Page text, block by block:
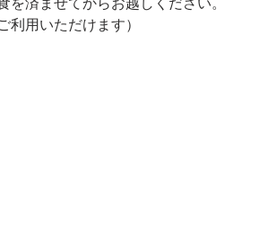
済ませてからお越しください。
用いただけます）